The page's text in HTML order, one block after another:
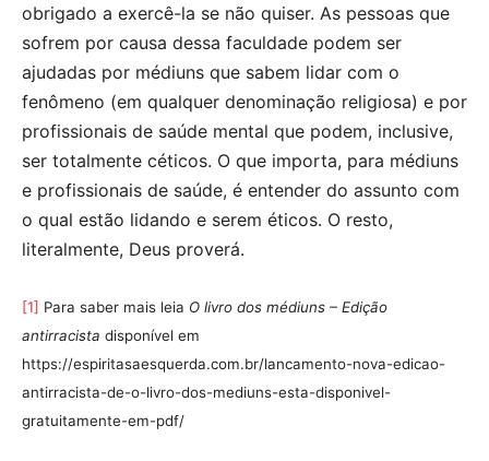
obrigado a exercê-la se não quiser. As pessoas que
sofrem por causa dessa faculdade podem ser
ajudadas por médiuns que sabem lidar com o
fenômeno (em qualquer denominação religiosa) e por
profissionais de saúde mental que podem, inclusive,
ser totalmente céticos. O que importa, para médiuns
e profissionais de saúde, é entender do assunto com
o qual estão lidando e serem éticos. O resto,
literalmente, Deus proverá.
[1] Para saber mais leia O livro dos médiuns – Edição
antirracista disponível em
https://espiritasaesquerda.com.br/lancamento-nova-edicao-
antirracista-de-o-livro-dos-mediuns-esta-disponivel-
gratuitamente-em-pdf/